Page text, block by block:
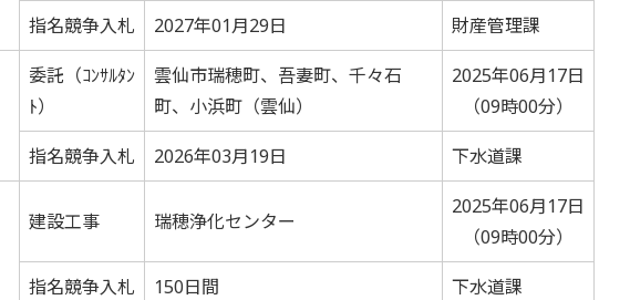
指名競争入札 2027年01月29日 財産管理課
委託（ｺﾝｻﾙﾀﾝ
ﾄ）
雲仙市瑞穂町、吾妻町、千々石
町、小浜町（雲仙）
2025年06月17日
（09時00分）
指名競争入札 2026年03月19日 下水道課
建設工事 瑞穂浄化センター
2025年06月17日
（09時00分）
指名競争入札 150日間 下水道課